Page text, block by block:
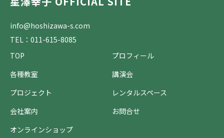
info@hoshizawa-s.com
TEL：011-615-8085
TOP
プロフィール
各種教室
講演会
プロジェクト
レンタルスペース
会社案内
お問合せ
オンラインショップ